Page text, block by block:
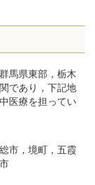
馬県東部，栃木
であり，下記地
医療を担ってい
市，境町，五霞